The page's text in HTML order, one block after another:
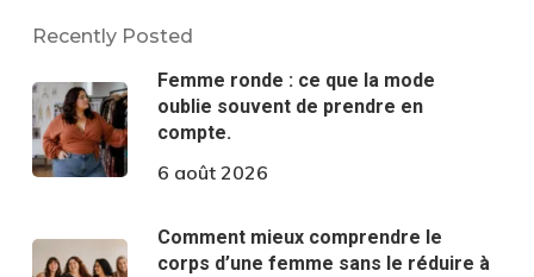
Recently Posted
Femme ronde : ce que la mode
oublie souvent de prendre en
compte.
6 août 2026
Comment mieux comprendre le
corps d’une femme sans le réduire à